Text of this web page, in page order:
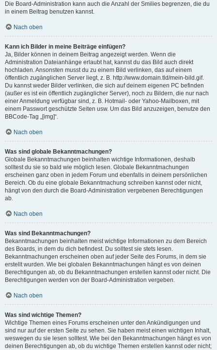
Die Board-Administration kann auch die Anzahl der Smilies begrenzen, die du
in einem Beitrag benutzen kannst.
Nach oben
Kann ich Bilder in meine Beiträge einfügen?
Ja, Bilder können in deinem Beitrag angezeigt werden. Wenn die
Administration Dateianhänge erlaubt hat, kannst du das Bild auch direkt
hochladen. Ansonsten musst du zu einem Bild verlinken, das auf einem
öffentlich zugänglichen Server liegt, z. B. http://www.domain.tld/mein-bild.gif.
Du kannst weder Bilder verlinken, die sich auf deinem eigenen PC befinden
(außer es ist ein öffentlich zugänglicher Server), noch zu Bildern, die nur nach
einer Anmeldung verfügbar sind, z. B. Hotmail- oder Yahoo-Mailboxen, mit
einem Passwort geschützte Seiten usw. Um das Bild anzuzeigen, benutze den
BBCode-Tag „[img]“.
Nach oben
Was sind globale Bekanntmachungen?
Globale Bekanntmachungen beinhalten wichtige Informationen, deshalb
solltest du sie so bald wie möglich lesen. Globale Bekanntmachungen
erscheinen ganz oben in jedem Forum und ebenfalls in deinem persönlichen
Bereich. Ob du eine globale Bekanntmachung schreiben kannst oder nicht,
hängt von den durch die Board-Administration vergebenen Berechtigungen
ab.
Nach oben
Was sind Bekanntmachungen?
Bekanntmachungen beinhalten meist wichtige Informationen zu dem Bereich
des Boards, in dem du dich befindest. Du solltest sie stets lesen.
Bekanntmachungen erscheinen oben auf jeder Seite des Forums, in dem sie
erstellt wurden. Wie bei globalen Bekanntmachungen hängt es von deinen
Berechtigungen ab, ob du Bekanntmachungen erstellen kannst oder nicht. Die
Berechtigungen werden von der Board-Administration vergeben.
Nach oben
Was sind wichtige Themen?
Wichtige Themen eines Forums erscheinen unter den Ankündigungen und
sind nur auf der ersten Seite zu sehen. Sie haben meist einen wichtigen Inhalt,
weswegen du sie lesen solltest. Wie bei den Bekanntmachungen hängt es von
deinen Berechtigungen ab, ob du wichtige Themen erstellen kannst oder nicht;